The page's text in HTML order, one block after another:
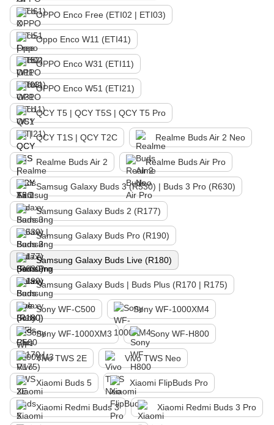
OPPO Enco Free (ETI02 | ETI03)
Oppo Enco W11 (ETI41)
OPPO Enco W31 (ETI11)
OPPO Enco W51 (ETI21)
QCY T5 | QCY T5S | QCY T5 Pro
QCY T1S | QCY T2C Realme Buds Air 2 Neo
Realme Buds Air 2 Realme Buds Air Pro
Samsug Galaxy Buds 3 (R530) | Buds 3 Pro (R630)
Samsung Galaxy Buds 2 (R177)
Samsung Galaxy Buds Pro (R190)
Samsung Galaxy Buds Live (R180)
Samsung Galaxy Buds | Buds Plus (R170 | R175)
Sony WF-C500 Sony WF-1000XM4
Sony WF-1000XM3 Sony WF-H800
Vivo TWS 2E Vivo TWS Neo
Xiaomi Buds 5 Xiaomi FlipBuds Pro
Xiaomi Redmi Buds 3 Xiaomi Redmi Buds 3 Pro